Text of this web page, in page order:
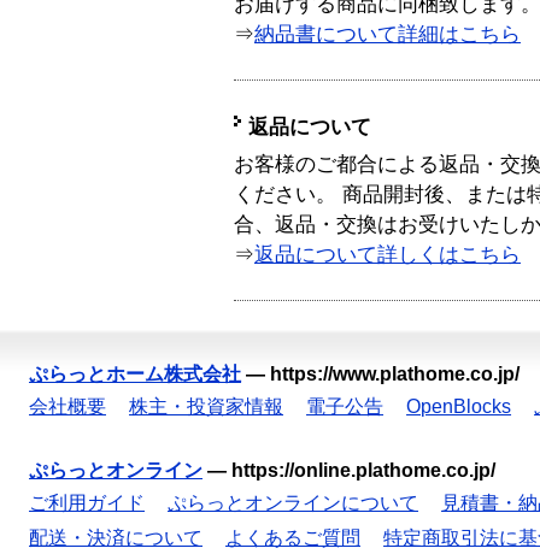
お届けする商品に同梱致します。
⇒納品書について詳細はこちら
返品について
お客様のご都合による返品・交
ください。 商品開封後、または
合、返品・交換はお受けいたし
⇒返品について詳しくはこちら
ぷらっとホーム株式会社 — https://www.plathome.co.jp/
会社概要
株主・投資家情報 電子公告 OpenBlocks
ぷらっとオンライン — https://online.plathome.co.jp/
ご利用ガイド
ぷらっとオンラインについて
見積書・
配送・決済について
よくあるご質問
特定商取引法に